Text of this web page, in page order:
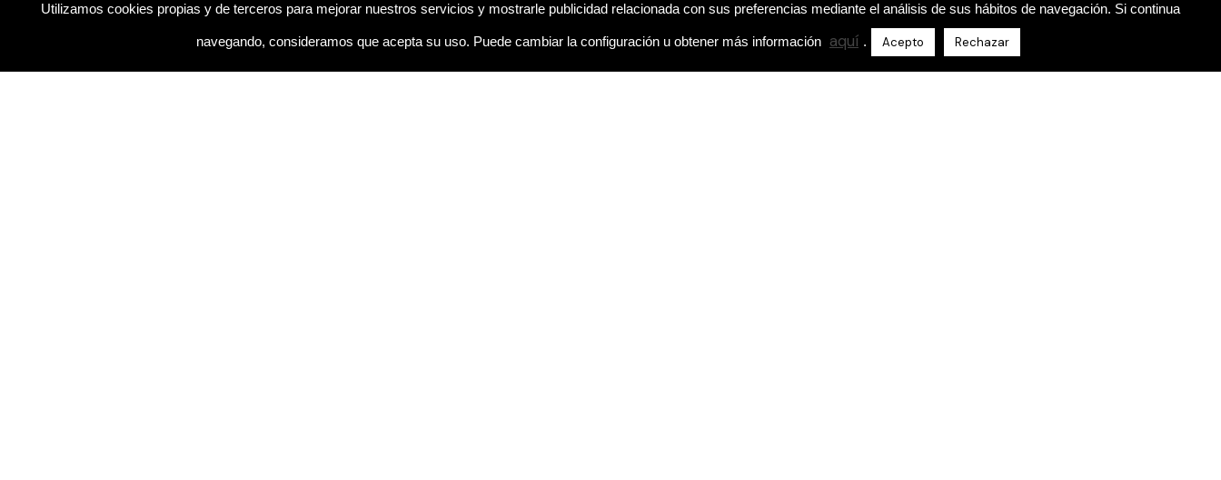
Utilizamos cookies propias y de terceros para mejorar nuestros servicios y mostrarle publicidad relacionada con sus preferencias mediante el análisis de sus hábitos de navegación. Si continua
navegando, consideramos que acepta su uso. Puede cambiar la configuración u obtener más información aquí . Acepto Rechazar